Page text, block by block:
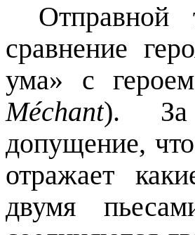
Отправной
сравнение
ума» с
Méchant). За
допущение,
отражает
двумя